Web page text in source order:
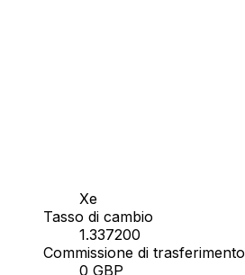
Xe
Tasso di cambio
1.337200
Commissione di trasferimento
0 GBP